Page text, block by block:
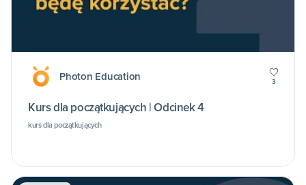
Photon Education 3
Kurs dla początkujących | Odcinek 4
kurs dla początkujących